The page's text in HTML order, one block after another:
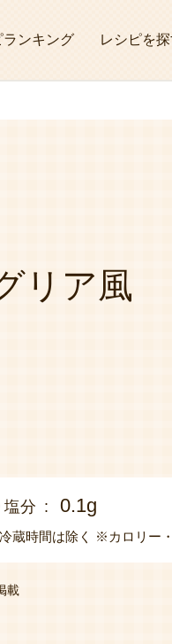
ランキング レシピを
リア風
塩分 0.1g
蔵時間は除く ※カロリー
載